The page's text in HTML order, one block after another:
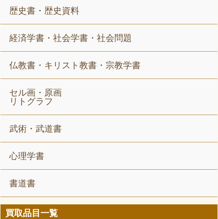
歴史書・歴史資料
経済学書・社会学書・社会問題
仏教書・キリスト教書・宗教学書
セル画・原画
リトグラフ
武術・武道書
心理学書
書道書
買取品目一覧